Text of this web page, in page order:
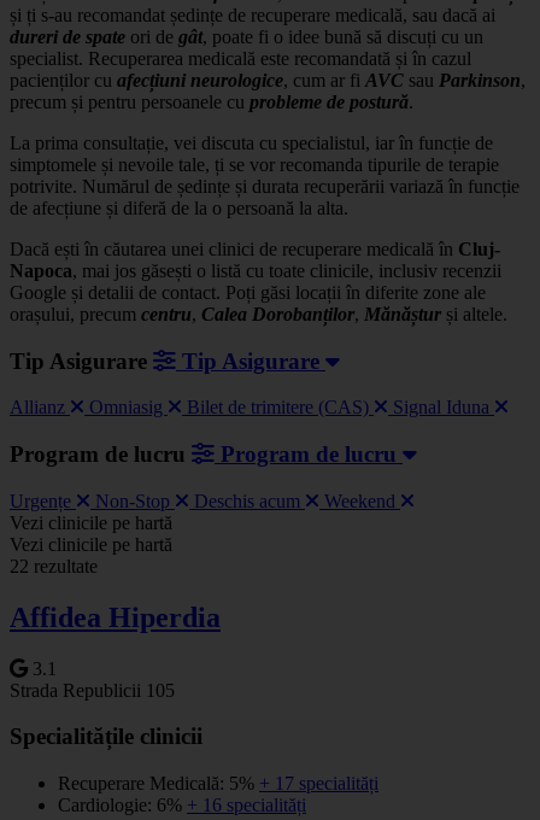
și ți s-au recomandat ședințe de recuperare medicală, sau dacă ai
dureri de spate ori de gât, poate fi o idee bună să discuți cu un
specialist. Recuperarea medicală este recomandată și în cazul
pacienților cu afecțiuni neurologice, cum ar fi AVC sau Parkinson,
precum și pentru persoanele cu probleme de postură.
La prima consultație, vei discuta cu specialistul, iar în funcție de
simptomele și nevoile tale, ți se vor recomanda tipurile de terapie
potrivite. Numărul de ședințe și durata recuperării variază în funcție
de afecțiune și diferă de la o persoană la alta.
Dacă ești în căutarea unei clinici de recuperare medicală în Cluj-
Napoca, mai jos găsești o listă cu toate clinicile, inclusiv recenzii
Google și detalii de contact. Poți găsi locații în diferite zone ale
orașului, precum centru, Calea Dorobanților, Mănăștur și altele.
Tip Asigurare Tip Asigurare
Allianz Omniasig Bilet de trimitere (CAS) Signal Iduna
Program de lucru Program de lucru
Urgențe Non-Stop Deschis acum Weekend
+
−
Vezi clinicile pe hartă
Vezi clinicile pe hartă
22 rezultate
Affidea Hiperdia
3.1
Strada Republicii 105
Specialitățile clinicii
Recuperare Medicală: 5% + 17 specialități
Cardiologie: 6% + 16 specialități